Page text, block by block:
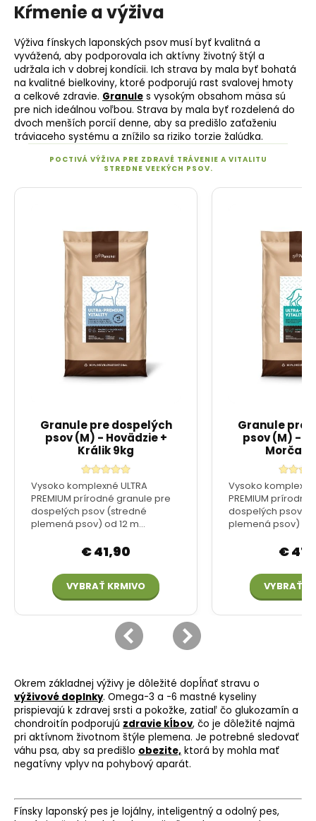
Kŕmenie a výživa
Výživa fínskych laponských psov musí byť kvalitná a
vyvážená, aby podporovala ich aktívny životný štýl a
udržala ich v dobrej kondícii. Ich strava by mala byť bohatá
na kvalitné bielkoviny, ktoré podporujú rast svalovej hmoty
a celkové zdravie. Granule s vysokým obsahom mäsa sú
pre nich ideálnou voľbou. Strava by mala byť rozdelená do
dvoch menších porcií denne, aby sa predišlo zaťaženiu
tráviaceho systému a znížilo sa riziko torzie žalúdka.
Okrem základnej výživy je dôležité dopĺňať stravu o
výživové doplnky. Omega-3 a -6 mastné kyseliny
prispievajú k zdravej srsti a pokožke, zatiaľ čo glukozamín a
chondroitín podporujú zdravie kĺbov, čo je dôležité najmä
pri aktívnom životnom štýle plemena. Je potrebné sledovať
váhu psa, aby sa predišlo obezite, ktorá by mohla mať
negatívny vplyv na pohybový aparát.
Fínsky laponský pes je lojálny, inteligentný a odolný pes,